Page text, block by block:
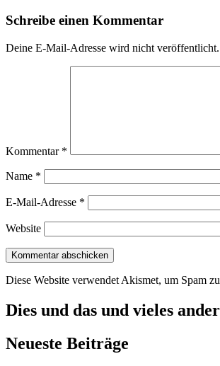
Schreibe einen Kommentar
Deine E-Mail-Adresse wird nicht veröffentlicht.
Kommentar *
Name *
E-Mail-Adresse *
Website
Diese Website verwendet Akismet, um Spam
Dies und das und vieles
Neueste Beiträge